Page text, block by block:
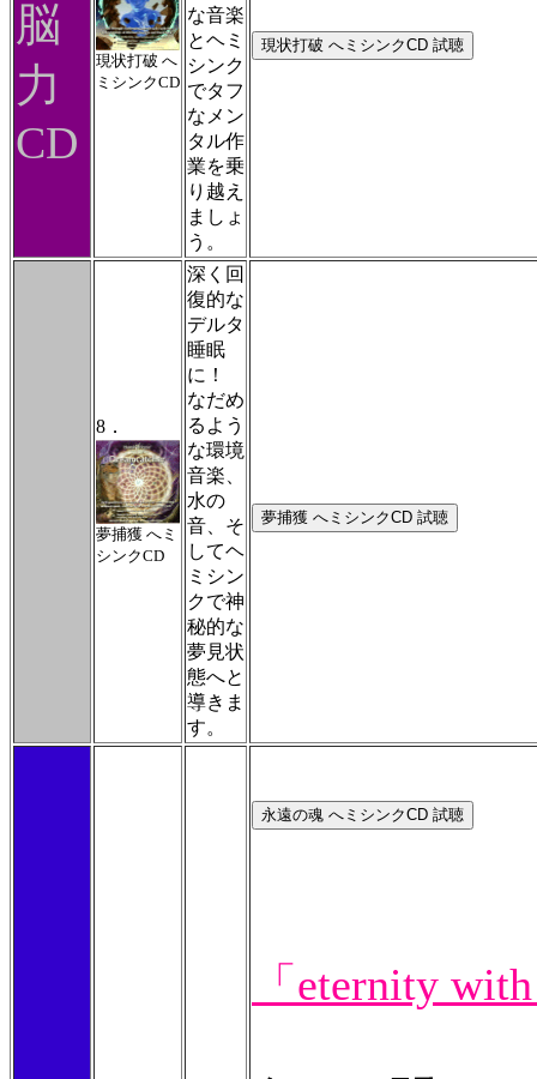
脳
力
CD
現状打破 へ
ミシンクCD
な音楽
とヘミ
シンク
でタフ
なメン
タル作
業を乗
り越え
ましょ
う。
8．
夢捕獲 へミ
シンクCD
深く回
復的な
デルタ
睡眠
に！
なだめ
るよう
な環境
音楽、
水の
音、そ
してヘ
ミシン
クで神
秘的な
夢見状
態へと
導きま
す。
「eternity